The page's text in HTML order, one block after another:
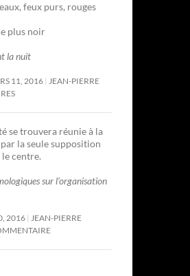
feux purs, rouges
plus noir
la nuit
11, 2016 JEAN-PIERRE
se trouvera réunie à la
la seule supposition
le centre.
sur l’organisation
2016 JEAN-PIERRE